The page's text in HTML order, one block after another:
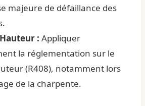
majeure de défaillance des
: Appliquer
la réglementation sur le
(R408), notamment lors
de la charpente.